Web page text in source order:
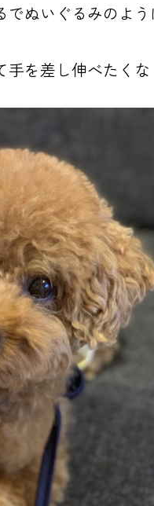
ぬいぐるみのよ
手を差し伸べたく